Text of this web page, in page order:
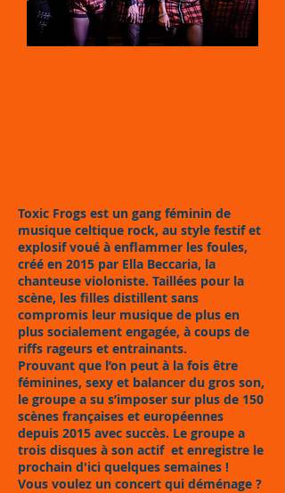
Toxic Frogs est un gang féminin de
musique celtique rock, au style festif et
explosif voué à enflammer les foules,
créé en 2015 par Ella Beccaria, la
chanteuse violoniste. Taillées pour la
scène, les filles distillent sans
compromis leur musique de plus en
plus socialement engagée, à coups de
riffs rageurs et entrainants.
Prouvant que l’on peut à la fois être
féminines, sexy et balancer du gros son,
le groupe a su s’imposer sur plus de 150
scènes françaises et européennes
depuis 2015 avec succès. Le groupe a
trois disques à son actif et enregistre le
prochain d'ici quelques semaines !
Vous voulez un concert qui déménage ?